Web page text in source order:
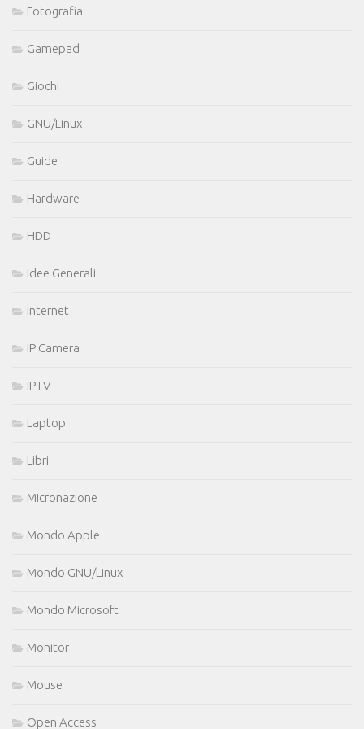
Fotografia
Gamepad
Giochi
GNU/Linux
Guide
Hardware
HDD
Idee Generali
Internet
IP Camera
IPTV
Laptop
Libri
Micronazione
Mondo Apple
Mondo GNU/Linux
Mondo Microsoft
Monitor
Mouse
Open Access